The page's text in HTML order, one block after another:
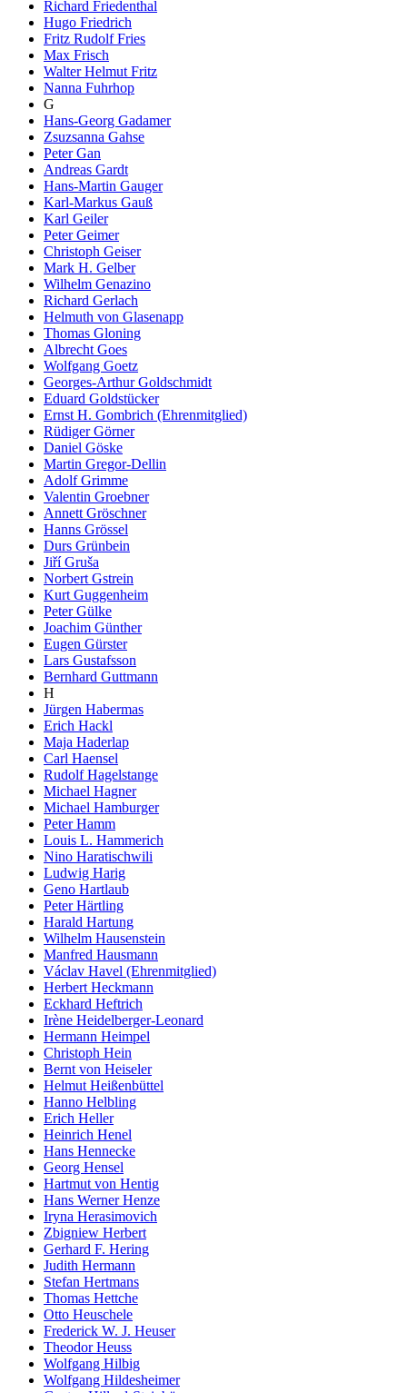
Richard Friedenthal
Hugo Friedrich
Fritz Rudolf Fries
Max Frisch
Walter Helmut Fritz
Nanna Fuhrhop
G
Hans-Georg Gadamer
Zsuzsanna Gahse
Peter Gan
Andreas Gardt
Hans-Martin Gauger
Karl-Markus Gauß
Karl Geiler
Peter Geimer
Christoph Geiser
Mark H. Gelber
Wilhelm Genazino
Richard Gerlach
Helmuth von Glasenapp
Thomas Gloning
Albrecht Goes
Wolfgang Goetz
Georges-Arthur Goldschmidt
Eduard Goldstücker
Ernst H. Gombrich (Ehrenmitglied)
Rüdiger Görner
Daniel Göske
Martin Gregor-Dellin
Adolf Grimme
Valentin Groebner
Annett Gröschner
Hanns Grössel
Durs Grünbein
Jiří Gruša
Norbert Gstrein
Kurt Guggenheim
Peter Gülke
Joachim Günther
Eugen Gürster
Lars Gustafsson
Bernhard Guttmann
H
Jürgen Habermas
Erich Hackl
Maja Haderlap
Carl Haensel
Rudolf Hagelstange
Michael Hagner
Michael Hamburger
Peter Hamm
Louis L. Hammerich
Nino Haratischwili
Ludwig Harig
Geno Hartlaub
Peter Härtling
Harald Hartung
Wilhelm Hausenstein
Manfred Hausmann
Václav Havel (Ehrenmitglied)
Herbert Heckmann
Eckhard Heftrich
Irène Heidelberger-Leonard
Hermann Heimpel
Christoph Hein
Bernt von Heiseler
Helmut Heißenbüttel
Hanno Helbling
Erich Heller
Heinrich Henel
Hans Hennecke
Georg Hensel
Hartmut von Hentig
Hans Werner Henze
Iryna Herasimovich
Zbigniew Herbert
Gerhard F. Hering
Judith Hermann
Stefan Hertmans
Thomas Hettche
Otto Heuschele
Frederick W. J. Heuser
Theodor Heuss
Wolfgang Hilbig
Wolfgang Hildesheimer